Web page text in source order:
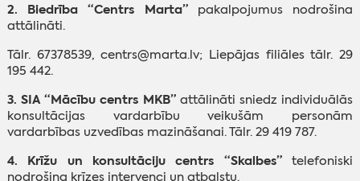
2. Biedrība “Centrs Marta”pakalpojumus nodrošina
attālināti.
Tālr. 67378539, centrs@marta.lv; Liepājas filiāles tālr. 29
195 442.
3.SIA “Mācību centrs MKB” attālināti sniedz individuālās
konsultācijas vardarbību veikušām personām
vardarbības uzvedības mazināšanai. Tālr. 29 419 787.
4. Krīžu un konsultāciju centrs “Skalbes”telefoniski
nodrošina krīzes intervenci un atbalstu.